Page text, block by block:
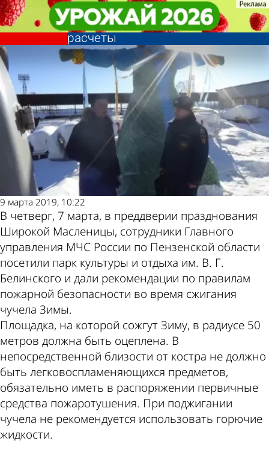
В местах сжигания чучел Зимы в
Пензе будут дежурить пожарные
расчеты
Общество
9 марта 2019, 10:22
В четверг, 7 марта, в преддверии празднования
Широкой Масленицы, сотрудники Главного
управления МЧС России по Пензенской области
посетили парк культуры и отдыха им. В. Г.
Белинского и дали рекомендации по правилам
пожарной безопасности во время сжигания
чучела Зимы.
Площадка, на которой сожгут Зиму, в радиусе 50
метров должна быть оцеплена. В
непосредственной близости от костра не должно
быть легковоспламеняющихся предметов,
обязательно иметь в распоряжении первичные
средства пожаротушения. При поджигании
чучела не рекомендуется использовать горючие
жидкости.
В местах сжигания чучел Зимы в
Пензе будут дежурить пожарные
расчеты
Общество
Другие новости по
теме
Погода и курсы
валют в Пензе